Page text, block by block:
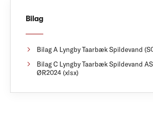
Bilag
Bilag A Lyngby Taarbæk Spildevand
Bilag C Lyngby Taarbæk Spildevand
ØR2024 (xlsx)